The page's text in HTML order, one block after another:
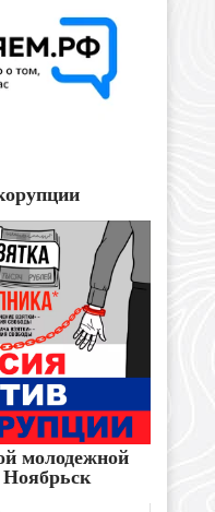
молодежной
Ноябрьск